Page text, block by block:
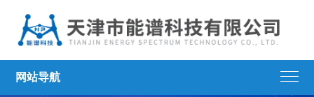
网站导航